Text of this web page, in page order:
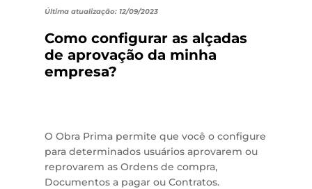
Última atualização: 12/09/2023
Como configurar as alçadas
de aprovação da minha
empresa?
O Obra Prima permite que você o configure
para determinados usuários aprovarem ou
reprovarem as Ordens de compra,
Documentos a pagar ou Contratos.